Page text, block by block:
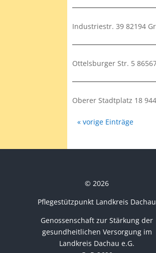
Industriestr. 39 82194
Ottelsburger Str. 5
Oberer Stadtplatz 18
« vorige Einträge
© 2026
Pflegestützpunkt Landkreis Dachau
Genossenschaft zur Stärkung der
gesundheitlichen Versorgung im
Landkreis Dachau e.G.